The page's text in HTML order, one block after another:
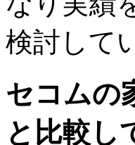
検討して
セコムの
と比較し